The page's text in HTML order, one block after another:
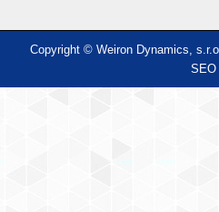
Copyright © Weiron Dynamics,
SEO